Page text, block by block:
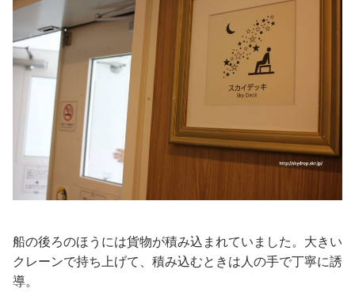
船の後ろのほうには貨物が積み込まれていました。大きい
クレーンで持ち上げて、積み込むときは人の手で丁寧に誘
導。